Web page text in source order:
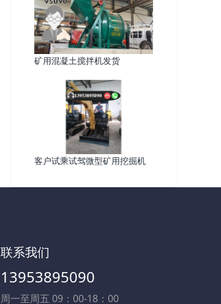
矿用混凝土搅拌机发货
客户试乘试驾微型矿用挖掘机
联系我们
13953895090
周一至周五 09：00-18：00